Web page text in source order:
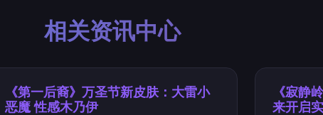
相关资讯中心
《第一后裔》万圣节新皮肤：大雷小
恶魔 性感木乃伊
《寂静
来开启